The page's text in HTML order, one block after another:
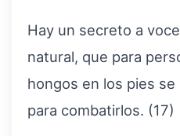
Hay un secreto a
natural, que para
hongos en los pies
para combatirlos. (17)